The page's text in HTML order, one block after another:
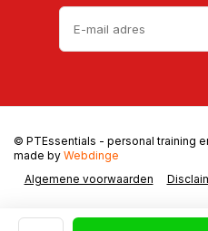
Algemene voorwaarden
© PTEssentials - personal training
made by Webdinge